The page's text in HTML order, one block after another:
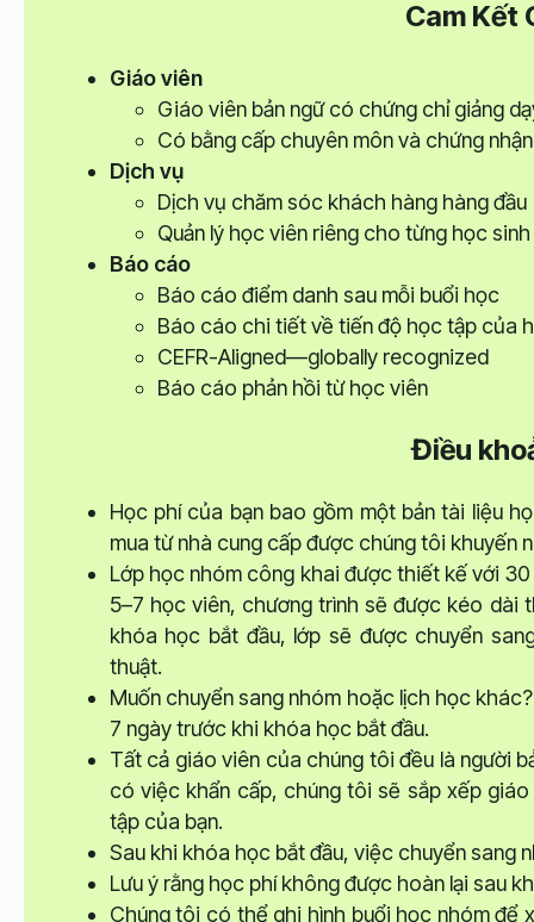
Cam Kết
Giáo viên
Giáo viên bản ngữ có chứng chỉ giảng
Có bằng cấp chuyên môn và chứng
Dịch vụ
Dịch vụ chăm sóc khách hàng hàng đầu
Quản lý học viên riêng cho từng học sinh
Báo cáo
Báo cáo điểm danh sau mỗi buổi học
Báo cáo chi tiết về tiến độ học tập của
CEFR-Aligned—globally recognized
Báo cáo phản hồi từ học viên
Điều
Học phí của bạn bao gồm một bản tài liệu
mua từ nhà cung cấp được chúng tôi khuyến
Lớp học nhóm công khai được thiết kế với
5–7 học viên, chương trình sẽ được kéo dài
khóa học bắt đầu, lớp sẽ được chuyển
thuật.
Muốn chuyển sang nhóm hoặc lịch học
7 ngày trước khi khóa học bắt đầu.
Tất cả giáo viên của chúng tôi đều là người
có việc khẩn cấp, chúng tôi sẽ sắp xếp
tập của bạn.
Sau khi khóa học bắt đầu, việc chuyển sang
Lưu ý rằng học phí không được hoàn lại sau
Chúng tôi có thể ghi hình buổi học nhóm để